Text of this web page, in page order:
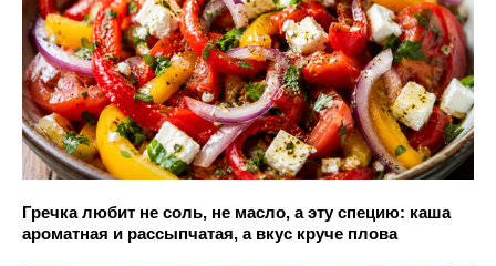
Гречка любит не соль, не масло, а эту специю: каша
ароматная и рассыпчатая, а вкус круче плова